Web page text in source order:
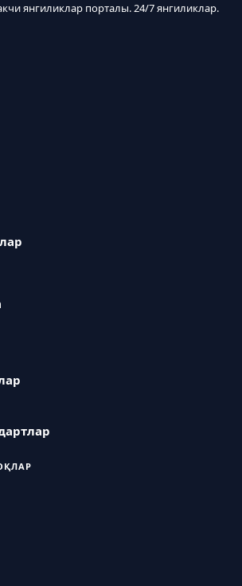
янгиликлар порталы. 24/7 янгиликлар.